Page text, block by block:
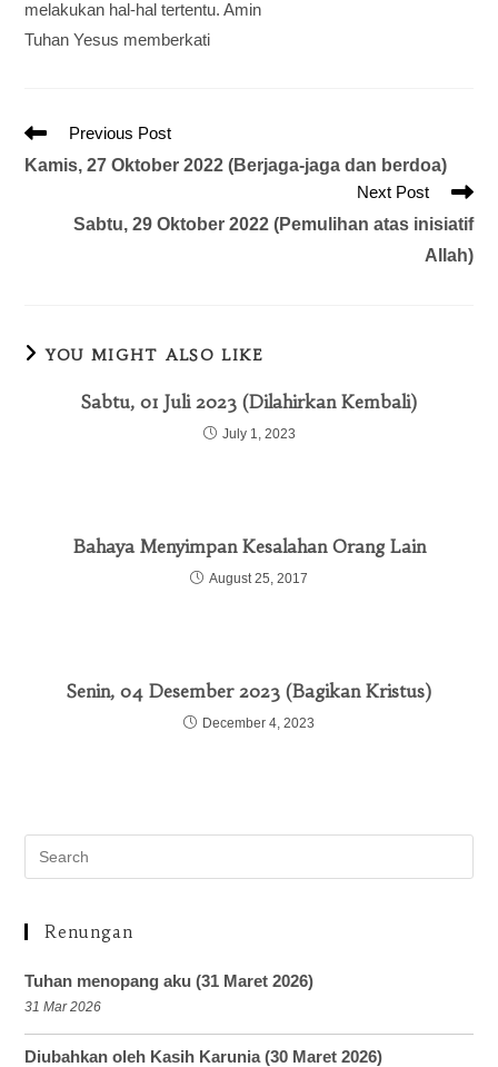
melakukan hal-hal tertentu. Amin
Tuhan Yesus memberkati
Previous Post
Kamis, 27 Oktober 2022 (Berjaga-jaga dan berdoa)
Next Post
Sabtu, 29 Oktober 2022 (Pemulihan atas inisiatif
Allah)
YOU MIGHT ALSO LIKE
Sabtu, 01 Juli 2023 (Dilahirkan Kembali)
July 1, 2023
Bahaya Menyimpan Kesalahan Orang Lain
August 25, 2017
Senin, 04 Desember 2023 (Bagikan Kristus)
December 4, 2023
Renungan
Tuhan menopang aku (31 Maret 2026)
31 Mar 2026
Diubahkan oleh Kasih Karunia (30 Maret 2026)